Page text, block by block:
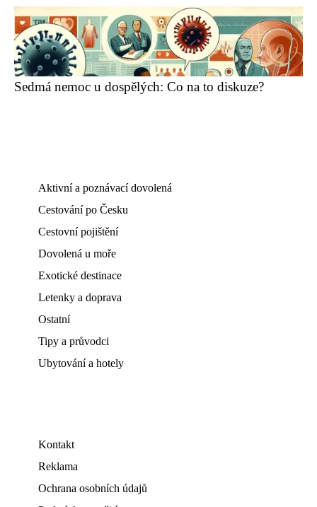
Sedmá nemoc u dospělých: Co na to diskuze?
Aktivní a poznávací dovolená
Cestování po Česku
Cestovní pojištění
Dovolená u moře
Exotické destinace
Letenky a doprava
Ostatní
Tipy a průvodci
Ubytování a hotely
Kontakt
Reklama
Ochrana osobních údajů